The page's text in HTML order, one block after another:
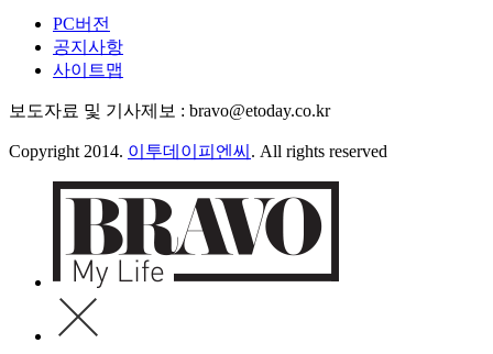
PC버전
공지사항
사이트맵
보도자료 및 기사제보 : bravo@etoday.co.kr
Copyright 2014. 이투데이피엔씨 . All rights reserved